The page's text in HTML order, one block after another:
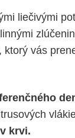
liečivými
vás
krvi.